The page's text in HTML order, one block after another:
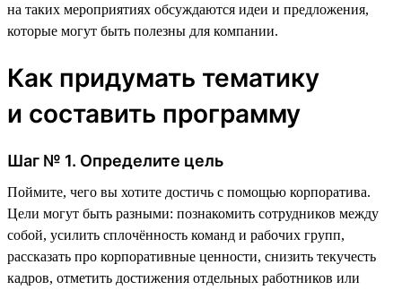
на таких мероприятиях обсуждаются идеи и предложения,
которые могут быть полезны для компании.
Как придумать тематику
и составить программу
Шаг № 1. Определите цель
Поймите, чего вы хотите достичь с помощью корпоратива.
Цели могут быть разными: познакомить сотрудников между
собой, усилить сплочённость команд и рабочих групп,
рассказать про корпоративные ценности, снизить текучесть
кадров, отметить достижения отдельных работников или